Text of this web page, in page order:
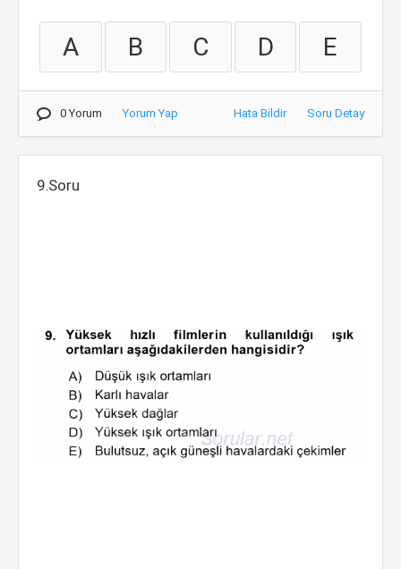
A B C D E
0 Yorum Yorum Yap Hata Bildir Soru Detay
9.Soru